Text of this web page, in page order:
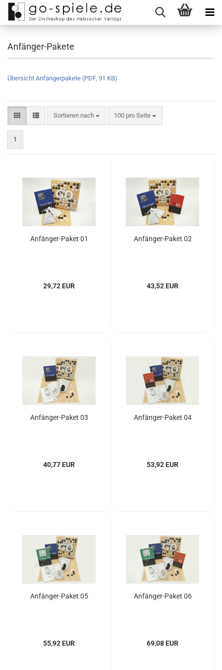
Anfänger-Pakete
Übersicht Anfängerpakete (PDF, 91 KB)
Sortieren nach 100 pro Seite
1
Anfänger-Paket 01
29,72 EUR
Anfänger-Paket 02
43,52 EUR
Anfänger-Paket 03
40,77 EUR
Anfänger-Paket 04
53,92 EUR
Anfänger-Paket 05
55,92 EUR
Anfänger-Paket 06
69,08 EUR